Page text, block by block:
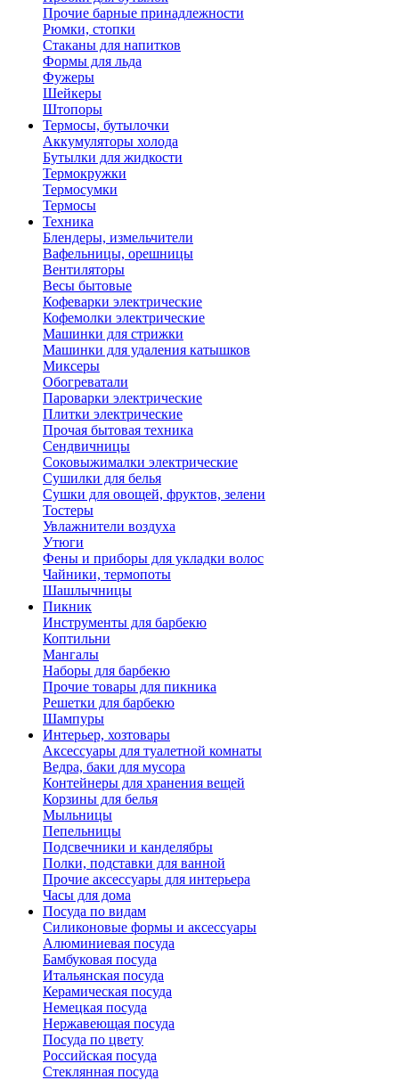
Прочие барные принадлежности
Рюмки, стопки
Стаканы для напитков
Формы для льда
Фужеры
Шейкеры
Штопоры
Термосы, бутылочки
Аккумуляторы холода
Бутылки для жидкости
Термокружки
Термосумки
Термосы
Техника
Блендеры, измельчители
Вафельницы, орешницы
Вентиляторы
Весы бытовые
Кофеварки электрические
Кофемолки электрические
Машинки для стрижки
Машинки для удаления катышков
Миксеры
Обогреватали
Пароварки электрические
Плитки электрические
Прочая бытовая техника
Сендвичницы
Соковыжималки электрические
Сушилки для белья
Сушки для овощей, фруктов, зелени
Тостеры
Увлажнители воздуха
Утюги
Фены и приборы для укладки волос
Чайники, термопоты
Шашлычницы
Пикник
Инструменты для барбекю
Коптильни
Мангалы
Наборы для барбекю
Прочие товары для пикника
Решетки для барбекю
Шампуры
Интерьер, хозтовары
Аксессуары для туалетной комнаты
Ведра, баки для мусора
Контейнеры для хранения вещей
Корзины для белья
Мыльницы
Пепельницы
Подсвечники и канделябры
Полки, подставки для ванной
Прочие аксессуары для интерьера
Часы для дома
Посуда по видам
Cиликоновые формы и аксессуары
Алюминиевая посуда
Бамбуковая посуда
Итальянская посуда
Керамическая посуда
Немецкая посуда
Нержавеющая посуда
Посуда по цвету
Российская посуда
Стеклянная посуда